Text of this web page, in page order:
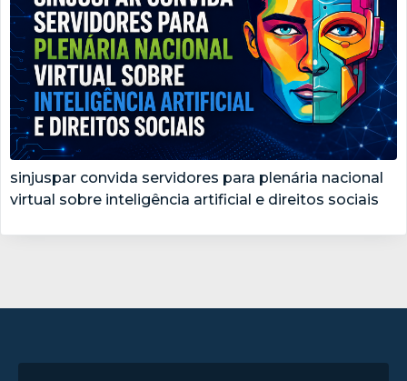
sinjuspar convida servidores para plenária nacional
virtual sobre inteligência artificial e direitos sociais